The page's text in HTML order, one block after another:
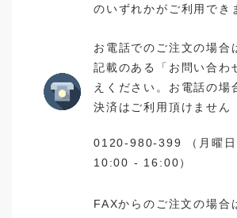
のいずれかがご利用でき
お電話でのご注文の場合
記載のある「お問い合わ
えください。お電話の場
決済はご利用頂けません
0120-980-399 （月曜日
10:00 - 16:00）
FAXからのご注文の場合